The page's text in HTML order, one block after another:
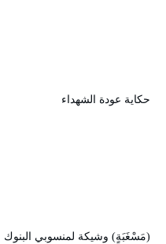
حكاية عودة الشهداء
(مَسْغَبَةٍ) وشيكة لمنسوبي البنوك